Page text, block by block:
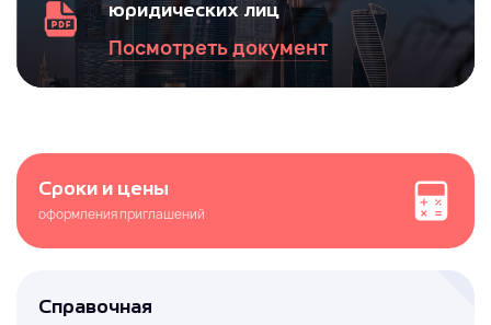
юридических лиц
Посмотреть документ
Сроки и цены
оформления приглашений
Справочная